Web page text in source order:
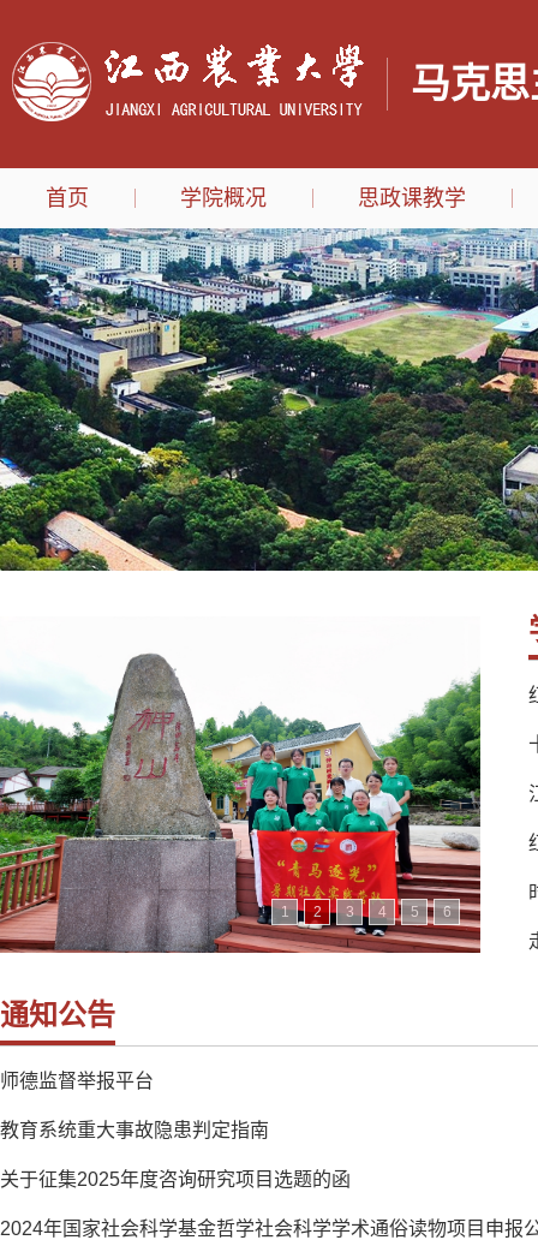
马克
首页 学院概况 思政课教学
1 2 3 4 5 6
通知公告
师德监督举报平台
教育系统重大事故隐患判定指南
关于征集2025年度咨询研究项目选题的函
2024年国家社会科学基金哲学社会科学学术通俗读物项目申报